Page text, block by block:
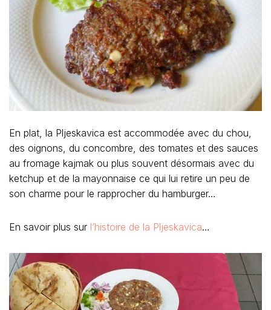
En plat, la Pljeskavica est accommodée avec du chou,
des oignons, du concombre, des tomates et des sauces
au fromage kajmak ou plus souvent désormais avec du
ketchup et de la mayonnaise ce qui lui retire un peu de
son charme pour le rapprocher du hamburger…
En savoir plus sur l’histoire de la Pljeskavica…